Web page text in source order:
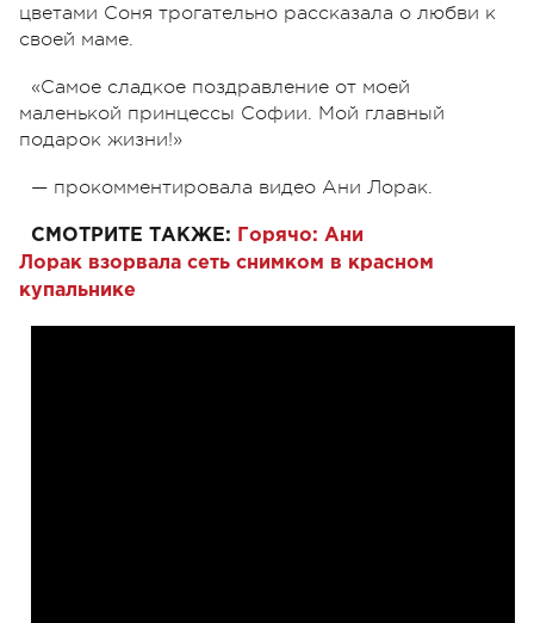
цветами Соня трогательно рассказала о любви к
своей маме.
«Самое сладкое поздравление от моей
маленькой принцессы Софии. Мой главный
подарок жизни!»
— прокомментировала видео Ани Лорак.
СМОТРИТЕ ТАКЖЕ: Горячо: Ани
Лорак взорвала сеть снимком в красном
купальнике